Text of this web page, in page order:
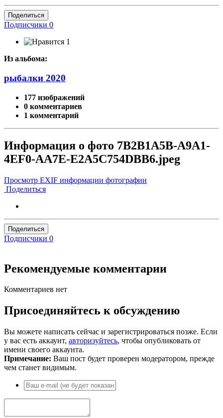
Поделиться
Подписчики 0
1
Из альбома:
рыбалки 2020
177 изображений
0 комментариев
1 комментарий
Информация о фото 7B2B1A5B-A9A1-
4EF0-AA7E-E2A5C754DBB6.jpeg
Просмотр EXIF информации фотографии
Поделиться
Поделиться
Подписчики 0
Рекомендуемые комментарии
Комментариев нет
Присоединяйтесь к обсуждению
Вы можете написать сейчас и зарегистрироваться позже. Если
у вас есть аккаунт, авторизуйтесь, чтобы опубликовать от
имени своего аккаунта.
Примечание: Ваш пост будет проверен модератором, прежде
чем станет видимым.